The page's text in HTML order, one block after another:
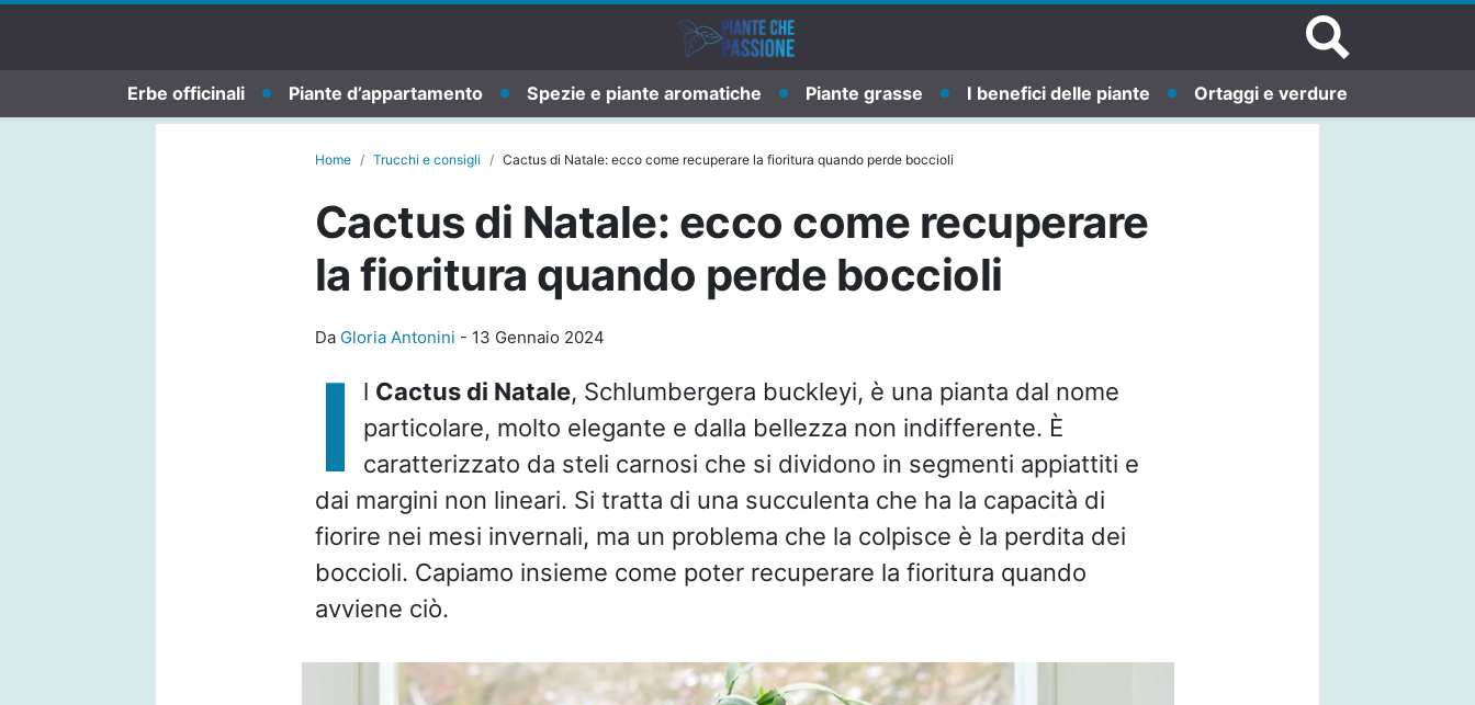
Erbe officinali Piante d’appartamento Spezie e piante aromatiche Piante grasse I benefici delle piante Ortaggi e verdure
Home Trucchi e consigli Cactus di Natale: ecco come recuperare la fioritura quando perde boccioli
Cactus di Natale: ecco come recuperare
la fioritura quando perde boccioli
Da Gloria Antonini - 13 Gennaio 2024
I l Cactus di Natale, Schlumbergera buckleyi, è una pianta dal nome
particolare, molto elegante e dalla bellezza non indifferente. È
caratterizzato da steli carnosi che si dividono in segmenti appiattiti e
dai margini non lineari. Si tratta di una succulenta che ha la capacità di
fiorire nei mesi invernali, ma un problema che la colpisce è la perdita dei
boccioli. Capiamo insieme come poter recuperare la fioritura quando
avviene ciò.